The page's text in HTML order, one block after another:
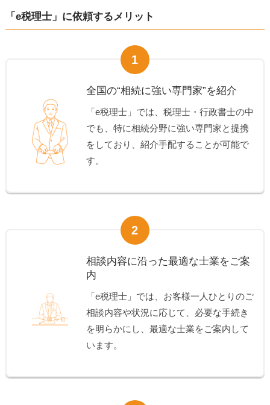
「e税理士」に依頼するメリット
1
全国の“相続に強い専門家”を紹介
「e税理士」では、税理士・行政書士の中
でも、特に相続分野に強い専門家と提携
をしており、紹介手配することが可能で
す。
2
相談内容に沿った最適な士業をご案
内
「e税理士」では、お客様一人ひとりのご
相談内容や状況に応じて、必要な手続き
を明らかにし、最適な士業をご案内して
います。